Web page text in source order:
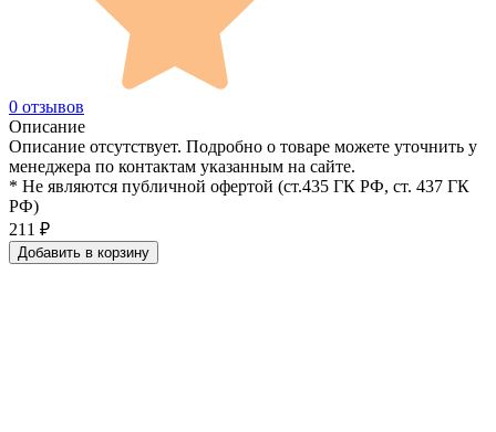
0 отзывов
Описание
Описание отсутствует. Подробно о товаре можете уточнить у
менеджера по контактам указанным на сайте.
* Не являются публичной офертой (ст.435 ГК РФ, cт. 437 ГК
РФ)
211 ₽
Добавить в корзину